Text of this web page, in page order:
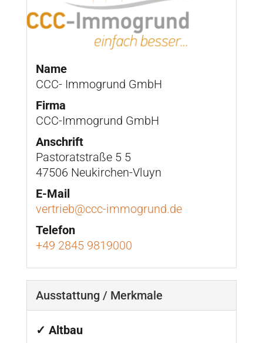
Name
CCC- Immogrund GmbH
Firma
CCC-Immogrund GmbH
Anschrift
Pastoratstraße 5 5
47506 Neukirchen-Vluyn
E-Mail
vertrieb@ccc-immogrund.de
Telefon
+49 2845 9819000
Ausstattung / Merkmale
✓ Altbau